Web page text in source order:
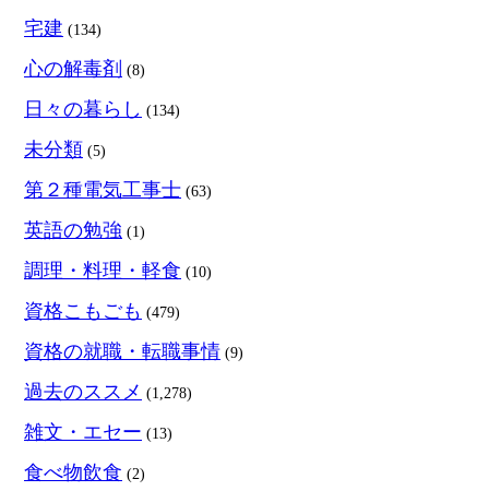
宅建 (134)
心の解毒剤 (8)
日々の暮らし (134)
未分類 (5)
第２種電気工事士 (63)
英語の勉強 (1)
調理・料理・軽食 (10)
資格こもごも (479)
資格の就職・転職事情 (9)
過去のススメ (1,278)
雑文・エセー (13)
食べ物飲食 (2)